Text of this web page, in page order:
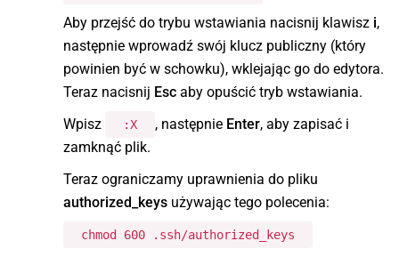
Aby przejść do trybu wstawiania nacisnij klawisz i,
następnie wprowadź swój klucz publiczny (który
powinien być w schowku), wklejając go do edytora.
Teraz nacisnij Esc aby opuścić tryb wstawiania.
Wpisz
:X , następnie Enter, aby zapisać i
zamknąć plik.
Teraz ograniczamy uprawnienia do pliku
authorized_keys używając tego polecenia:
chmod 600 .ssh/authorized_keys